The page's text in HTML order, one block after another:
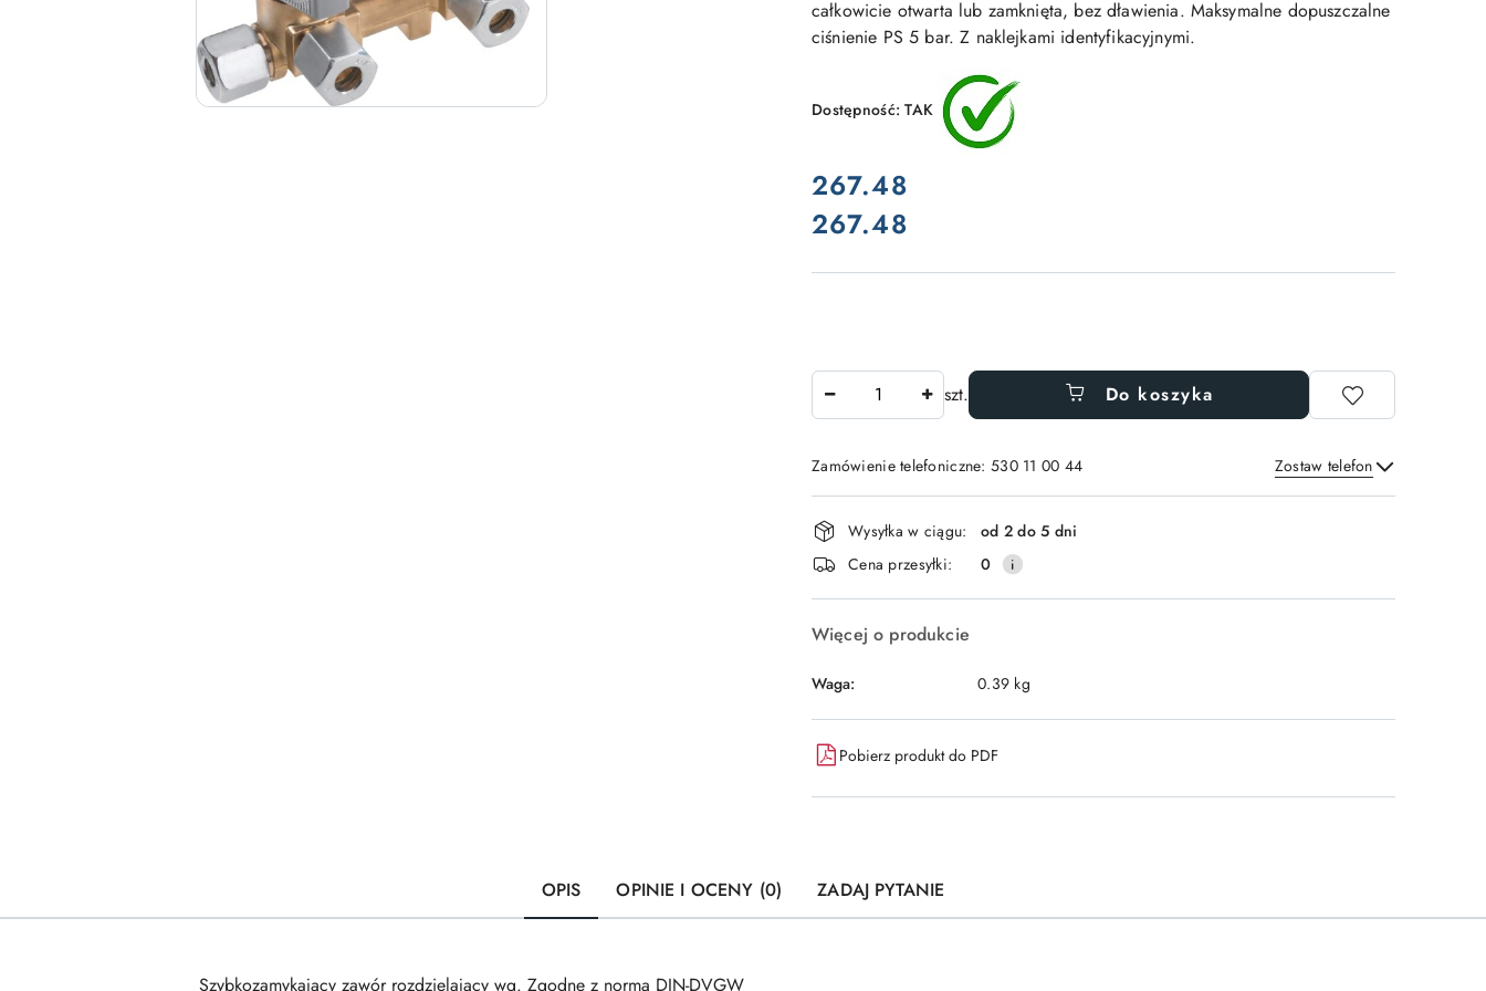
całkowicie otwarta lub zamknięta, bez dławienia. Maksymalne dopuszczalne
ciśnienie PS 5 bar. Z naklejkami identyfikacyjnymi.
Dostępność:TAK
cena:
267.48
Cena:
267.48
szt. Do koszyka
Zamówienie telefoniczne: 530 11 00 44 Zostaw telefon
Wyślij
Dostępność
i
dostawa
Wysyłka w ciągu:
od 2 do 5 dni
Cena przesyłki:
0
Więcej o produkcie
Waga: 0.39 kg
Pobierz produkt do PDF
OPIS OPINIE I OCENY (0) ZADAJ PYTANIE
Szybkozamykający zawór rozdzielający wg. Zgodne z normą DIN-DVGW